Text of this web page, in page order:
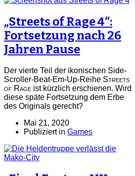
„Streets of Rage 4“:
Fortsetzung nach 26
Jahren Pause
Der vierte Teil der ikonischen Side-
Scroller-Beat-Em-Up-Reihe Streets
of Rage ist kürzlich erschienen. Wird
diese späte Fortsetzung dem Erbe
des Originals gerecht?
Mai 21, 2020
Publiziert in Games